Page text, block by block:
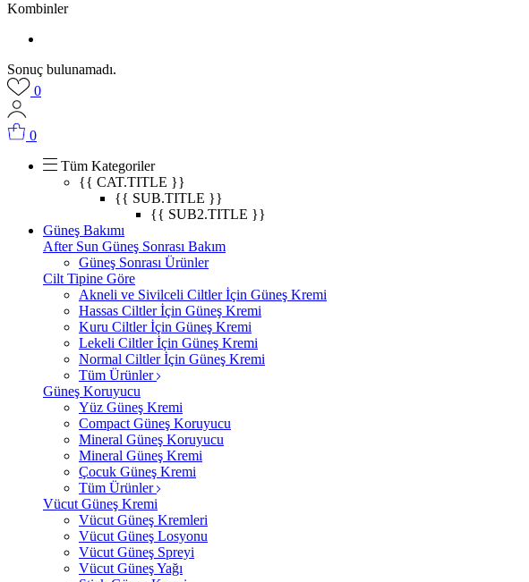
Kombinler
Sonuç bulunamadı.
0
0
Tüm Kategoriler
{{ CAT.TITLE }}
{{ SUB.TITLE }}
{{ SUB2.TITLE }}
Güneş Bakımı
After Sun Güneş Sonrası Bakım
Güneş Sonrası Ürünler
Cilt Tipine Göre
Akneli ve Sivilceli Ciltler İçin Güneş Kremi
Hassas Ciltler İçin Güneş Kremi
Kuru Ciltler İçin Güneş Kremi
Lekeli Ciltler İçin Güneş Kremi
Normal Ciltler İçin Güneş Kremi
Tüm Ürünler
Güneş Koruyucu
Yüz Güneş Kremi
Compact Güneş Koruyucu
Mineral Güneş Koruyucu
Mineral Güneş Kremi
Çocuk Güneş Kremi
Tüm Ürünler
Vücut Güneş Kremi
Vücut Güneş Kremleri
Vücut Güneş Losyonu
Vücut Güneş Spreyi
Vücut Güneş Yağı